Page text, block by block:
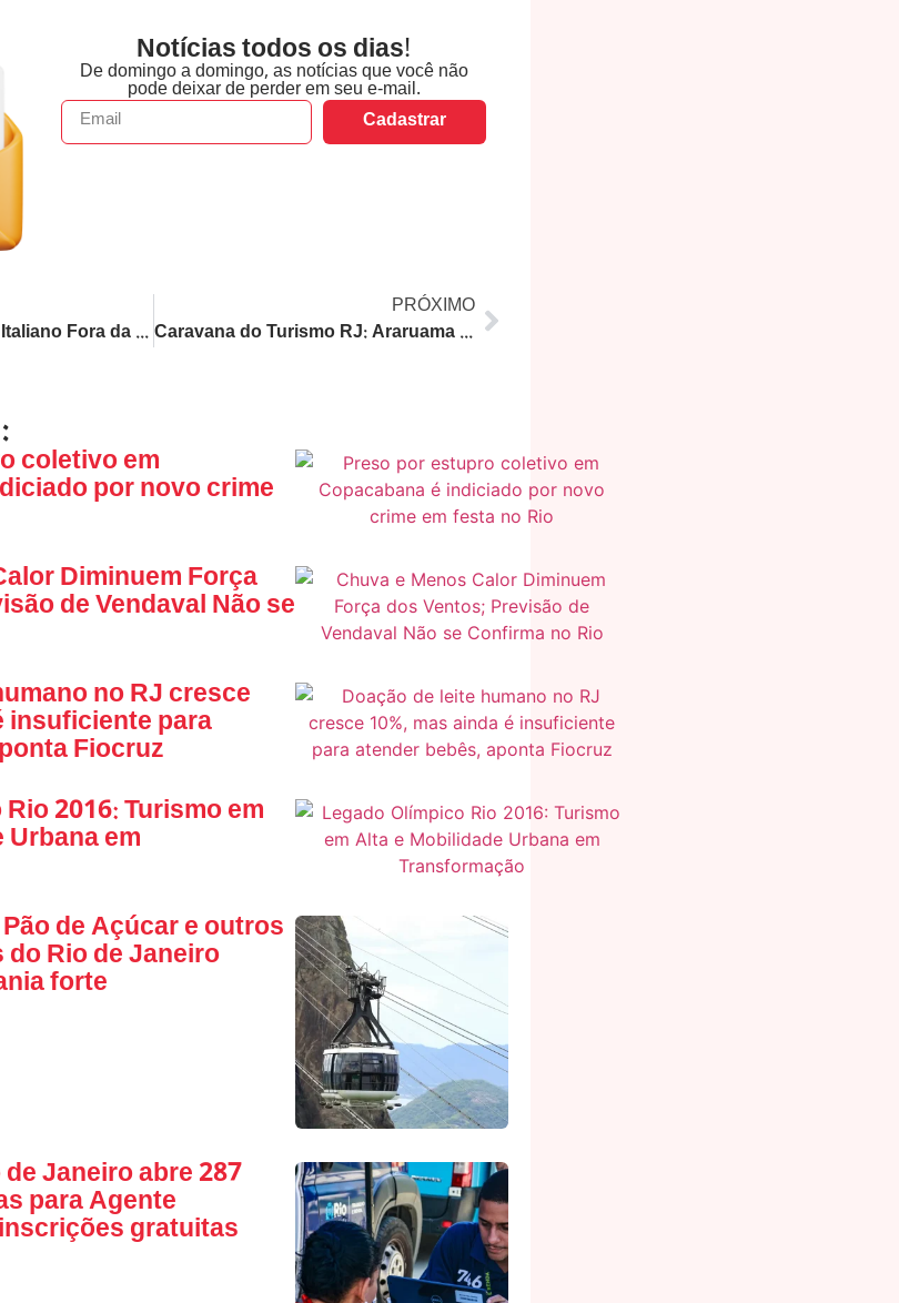
Notícias todos os dias!
De domingo a domingo, as notícias que você não
pode deixar de perder em seu e-mail.
Cadastrar
Melhor Restaurante Italiano Fora da Itália: Obras Impedem Visita ao Campeão Brasileiro no Rio
PRÓXIMO
Caravana do Turismo RJ: Araruama e Cabo Frio Celebram Cultura com Música e Lazer
coletivo em
por novo crime
Diminuem Força
de Vendaval Não se
no RJ cresce
insuficiente para
Fiocruz
2016: Turismo em
em
de Açúcar e outros
Rio de Janeiro
forte
Janeiro abre 287
para Agente
gratuitas